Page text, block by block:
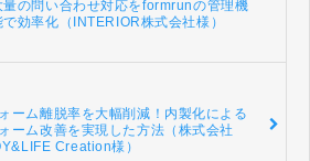
量の問い合わせ対応をformrunの管理機
で効率化（INTERIOR株式会社様）
ーム離脱率を大幅削減！内製化による
ーム改善を実現した方法（株式会社
Creation様）